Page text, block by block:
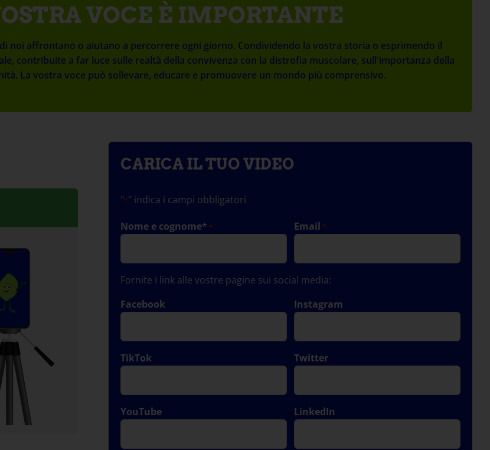
VOCE È IMPORTANTE
noi affrontano o aiutano a percorrere ogni giorno. Condividendo la vostra storia o esprimendo il
contribuite a far luce sulle realtà della convivenza con la distrofia muscolare, sull'importanza della
La vostra voce può sollevare, educare e promuovere un mondo più comprensivo.
CARICA IL TUO VIDEO
"*" indica i campi obbligatori
Nome e cognome* * Email *
Fornite i link alle vostre pagine sui social media:
Facebook
Instagram
TikTok Twitter
YouTube LinkedIn